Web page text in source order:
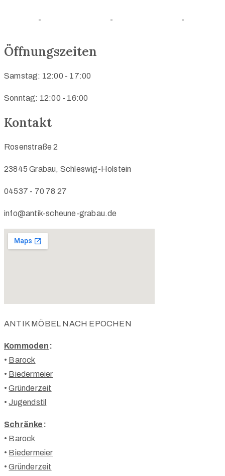
Öffnungszeiten
Samstag: 12:00 - 17:00
Sonntag: 12:00 - 16:00
Kontakt
Rosenstraße 2
23845 Grabau, Schleswig-Holstein
04537 - 70 78 27
info@antik-scheune-grabau.de
ANTIK MÖBEL NACH EPOCHEN
Kommoden :
• Barock
• Biedermeier
•Gründerzeit
•Jugendstil
Schränke :
• Barock
• Biedermeier
•Gründerzeit